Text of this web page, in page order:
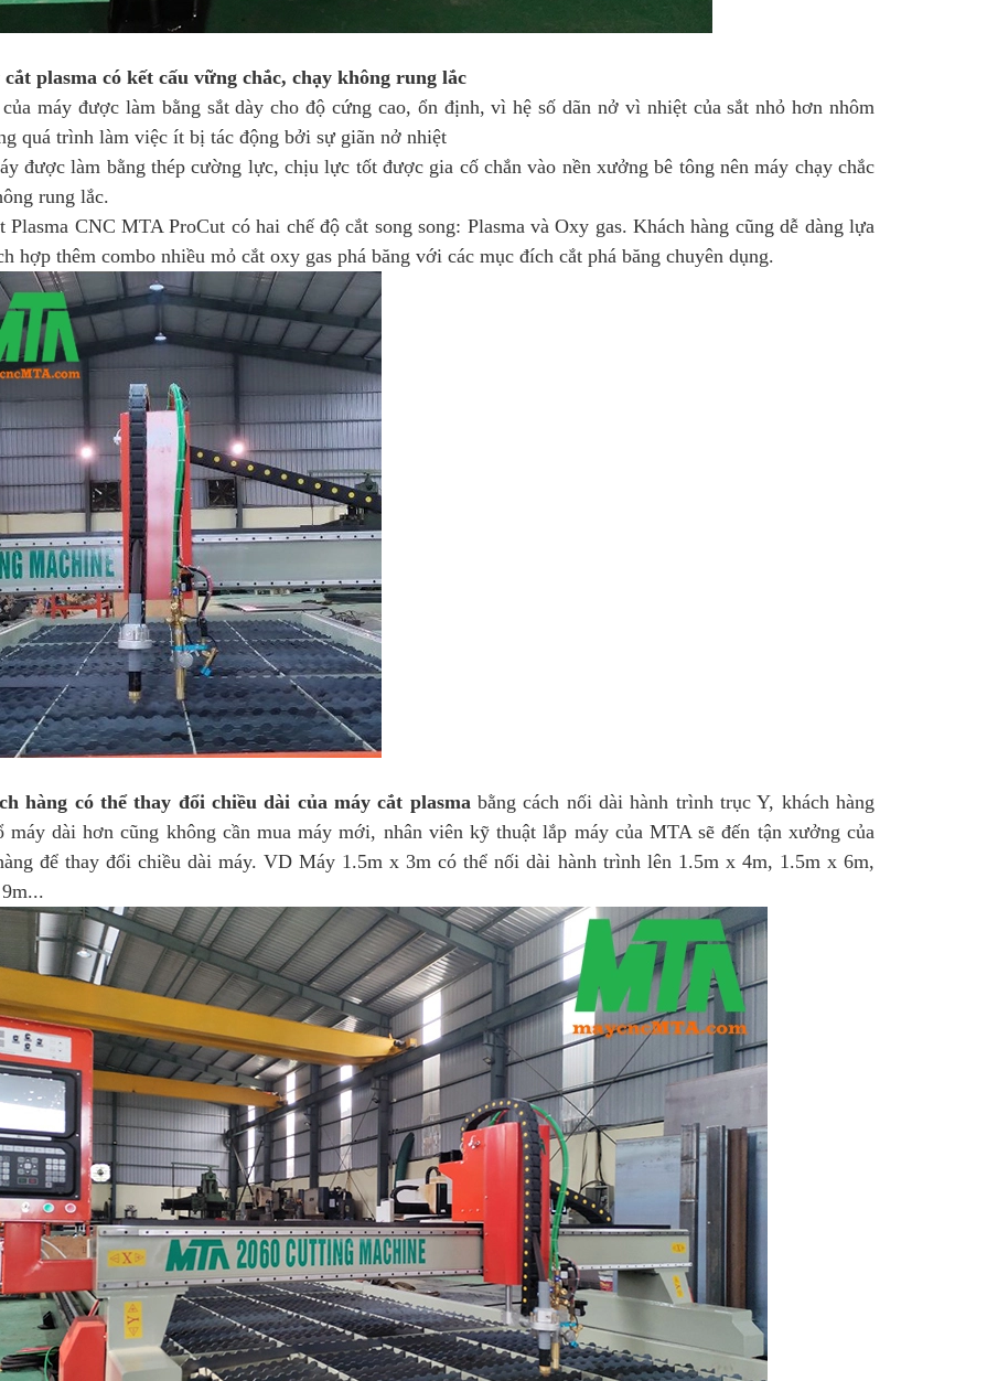
plasma có kết cấu vững chắc, chạy không rung lắc
máy được làm bằng sắt dày cho độ cứng cao, ổn định, vì hệ số dãn nở vì nhiệt của sắt nhỏ hơn nhôm
quá trình làm việc ít bị tác động bởi sự giãn nở nhiệt
được làm bằng thép cường lực, chịu lực tốt được gia cố chắn vào nền xưởng bê tông nên máy chạy chắc
rung lắc.
Plasma CNC MTA ProCut có hai chế độ cắt song song: Plasma và Oxy gas. Khách hàng cũng dễ dàng lựa
hợp thêm combo nhiều mỏ cắt oxy gas phá băng với các mục đích cắt phá băng chuyên dụng.
hàng có thể thay đổi chiều dài của máy cắt plasma bằng cách nối dài hành trình trục Y, khách hàng
máy dài hơn cũng không cần mua máy mới, nhân viên kỹ thuật lắp máy của MTA sẽ đến tận xưởng của
để thay đổi chiều dài máy. VD Máy 1.5m x 3m có thể nối dài hành trình lên 1.5m x 4m, 1.5m x 6m,